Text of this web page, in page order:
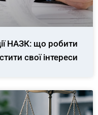
НАЗК: що робити
свої інтереси